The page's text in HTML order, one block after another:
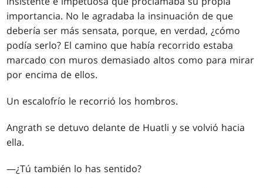
importancia. No le agradaba la insinuación de que
debería ser más sensata, porque, en verdad, ¿cómo
podía serlo? El camino que había recorrido estaba
marcado con muros demasiado altos como para mirar
por encima de ellos.
Un escalofrío le recorrió los hombros.
Angrath se detuvo delante de Huatli y se volvió hacia
ella.
—¿Tú también lo has sentido?